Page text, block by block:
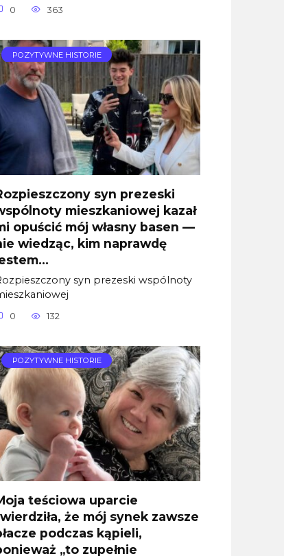
0 363
POZYTYWNE HISTORIE
syn prezeski
mieszkaniowej kazał
opuścić mój własny basen —
wiedząc, kim naprawdę
syn prezeski wspólnoty
0 132
POZYTYWNE HISTORIE
teściowa uparcie
że mój synek zawsze
podczas kąpieli,
„to zupełnie